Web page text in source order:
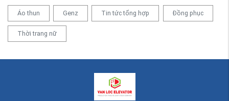
Áo thun Genz Tin tức tổng hợp Đồng phục
Thời trang nữ